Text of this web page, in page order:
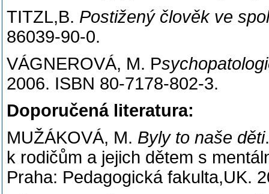
TITZL,B. Postižený člověk ve
86039-90-0.
VÁGNEROVÁ, M. P
2006. ISBN 80-7178-802-3.
Doporučená literatura:
MUŽÁKOVÁ, M. Byly to naše děti
k rodičům a jejich dětem s
Praha: Pedagogická fakulta,UK.